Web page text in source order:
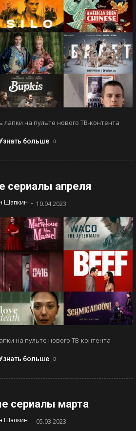
на пульте нового ТВ-контента
больше
сериалы апреля
Шапкин - 10.04.2023
на пульте нового ТВ-контента
больше
сериалы марта
Шапкин - 05.03.2023